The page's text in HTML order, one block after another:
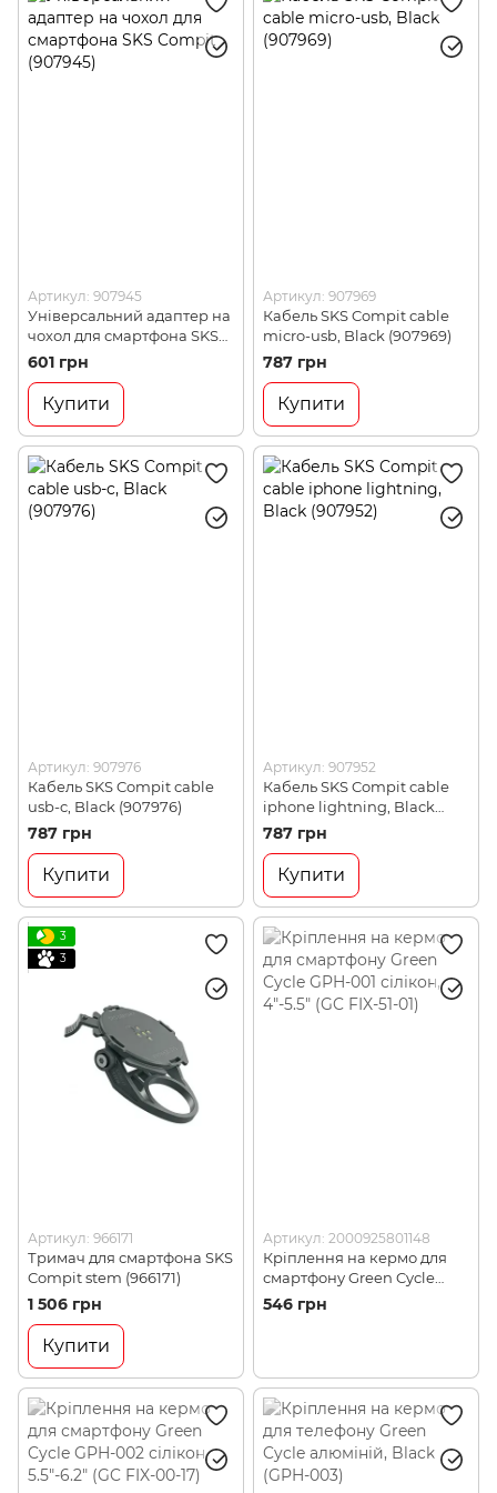
Артикул: 907945
Універсальний адаптер на
чохол для смартфона SKS
Compit (907945)
601 грн
Купити
Артикул: 907969
Кабель SKS Compit cable
micro-usb, Black (907969)
787 грн
Купити
Артикул: 907976
Кабель SKS Compit cable
usb-c, Black (907976)
787 грн
Купити
Артикул: 907952
Кабель SKS Compit cable
iphone lightning, Black
(907952)
787 грн
Купити
3
3
Артикул: 966171
Тримач для смартфона SKS
Compit stem (966171)
1 506 грн
Купити
Артикул: 2000925801148
Кріплення на кермо для
смартфону Green Cycle
GPH-001 сілікон, 4"-5.5" (GC
FIX-51-01)
546 грн